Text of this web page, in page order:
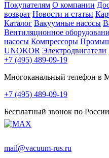
Покупателям О компании
возврат Новости и статьи
Каталог Вакуумные насосы
Вентиляционное
насосы Компрессоры
UNOKOR Электродвигатели
+7 (495) 489-09-19
Многоканальный телефон в
+7 (495) 489-09-19
Бесплатный звонок по России
mail@vacuum-rus.ru